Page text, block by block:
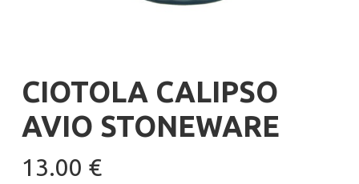
CIOTOLA CALIPSO
AVIO STONEWARE
13.00 €